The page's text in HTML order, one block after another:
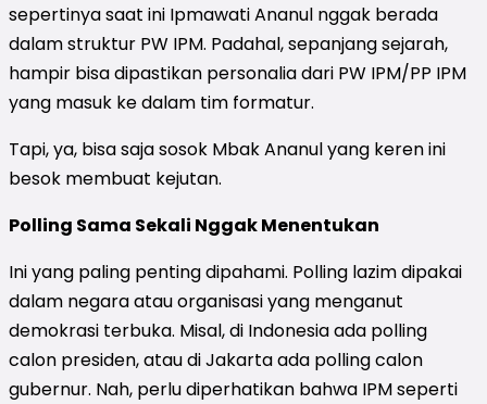
sepertinya saat ini Ipmawati Ananul nggak berada
dalam struktur PW IPM. Padahal, sepanjang sejarah,
hampir bisa dipastikan personalia dari PW IPM/PP IPM
yang masuk ke dalam tim formatur.
Tapi, ya, bisa saja sosok Mbak Ananul yang keren ini
besok membuat kejutan.
Polling Sama Sekali Nggak Menentukan
Ini yang paling penting dipahami. Polling lazim dipakai
dalam negara atau organisasi yang menganut
demokrasi terbuka. Misal, di Indonesia ada polling
calon presiden, atau di Jakarta ada polling calon
gubernur. Nah, perlu diperhatikan bahwa IPM seperti